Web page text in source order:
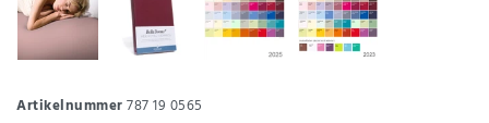
Artikelnummer787 19 0565